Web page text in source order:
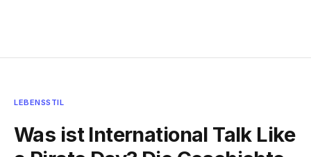
LEBENSSTIL
Was ist International Talk Like